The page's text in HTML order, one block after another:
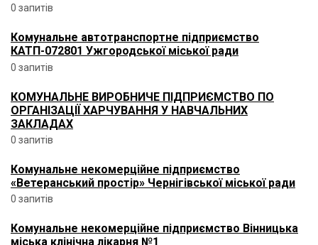
0 запитів
Комунальне автотранспортне підприємство
КАТП-072801 Ужгородської міської ради
0 запитів
КОМУНАЛЬНЕ ВИРОБНИЧЕ ПІДПРИЄМСТВО ПО
ОРГАНІЗАЦІЇ ХАРЧУВАННЯ У НАВЧАЛЬНИХ
ЗАКЛАДАХ
0 запитів
Комунальне некомерційне підприємство
«Ветеранський простір» Чернігівської міської ради
0 запитів
Комунальне некомерційне підприємство Вінницька
міська клінічна лікарня №1